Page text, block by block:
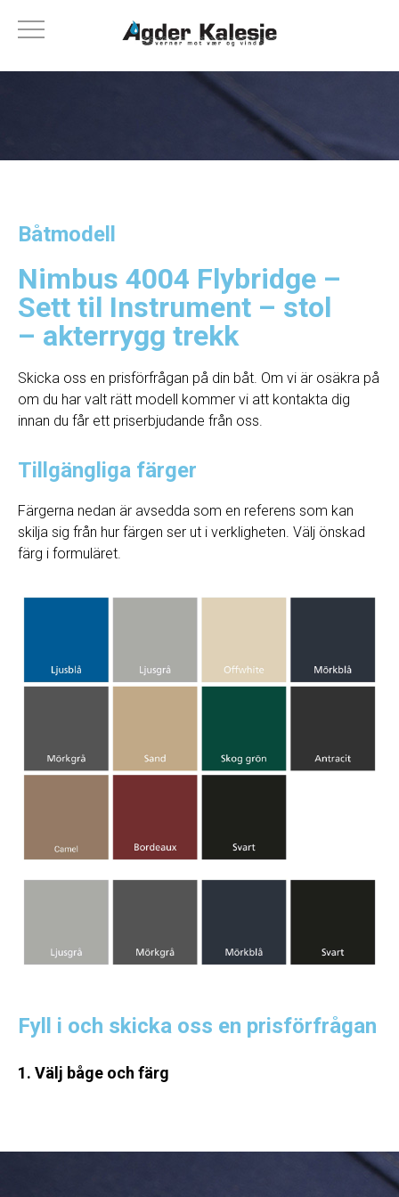
Båtmodell
Nimbus 4004 Flybridge –
Sett til Instrument – stol
– akterrygg trekk
Skicka oss en prisförfrågan på din båt. Om vi ​​är osäkra på
om du har valt rätt modell kommer vi att kontakta dig
innan du får ett priserbjudande från oss.
Tillgängliga färger
Färgerna nedan är avsedda som en referens som kan
skilja sig från hur färgen ser ut i verkligheten. Välj önskad
färg i formuläret.
Fyll i och skicka oss en prisförfrågan
1. Välj båge och färg